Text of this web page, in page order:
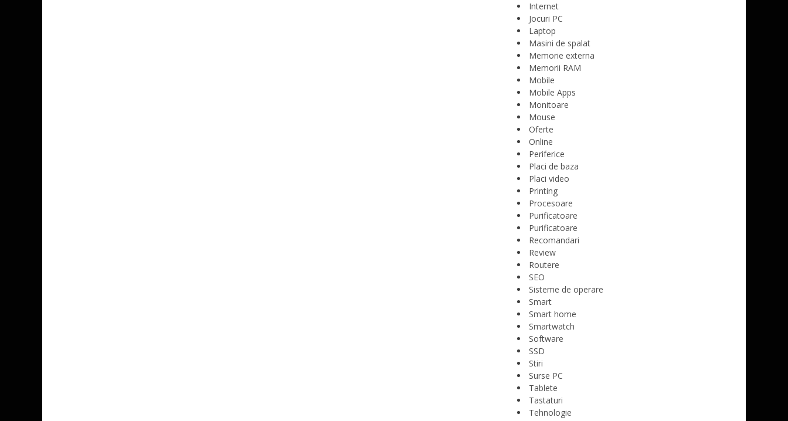
Internet
Jocuri PC
Laptop
Masini de spalat
Memorie externa
Memorii RAM
Mobile
Mobile Apps
Monitoare
Mouse
Oferte
Online
Periferice
Placi de baza
Placi video
Printing
Procesoare
Purificatoare
Purificatoare
Recomandari
Review
Routere
SEO
Sisteme de operare
Smart
Smart home
Smartwatch
Software
SSD
Stiri
Surse PC
Tablete
Tastaturi
Tehnologie